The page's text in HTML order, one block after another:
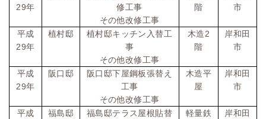
29年
修工事
その他改修工事
階
市
平成
29年
植村邸
植村邸キッチン入替工
事
その他改修工事
木造2
階
岸和田
市
平成
29年
阪口邸
阪口邸下屋鋼板張替え
工事
その他改修工事
木造平
屋
岸和田
市
平成 福島邸
福島邸テラス屋根貼替
軽量鉄
岸和田